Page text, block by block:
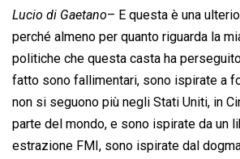
Lucio di Gaetano– E questa è una
perché almeno per quanto riguarda la
politiche che questa casta ha
fatto sono fallimentari, sono ispirate a
non si seguono più negli Stati Uniti, in
parte del mondo, e sono ispirate da un
estrazione FMI, sono ispirate dal